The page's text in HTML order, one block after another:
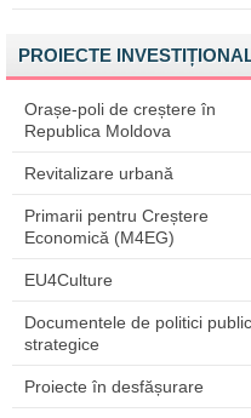
PROIECTE
Orașe-poli de creștere în
Republica Moldova
Revitalizare urbană
Primarii pentru Creștere
Economică (M4EG)
EU4Culture
Documentele de politici
strategice
Proiecte în desfășurare